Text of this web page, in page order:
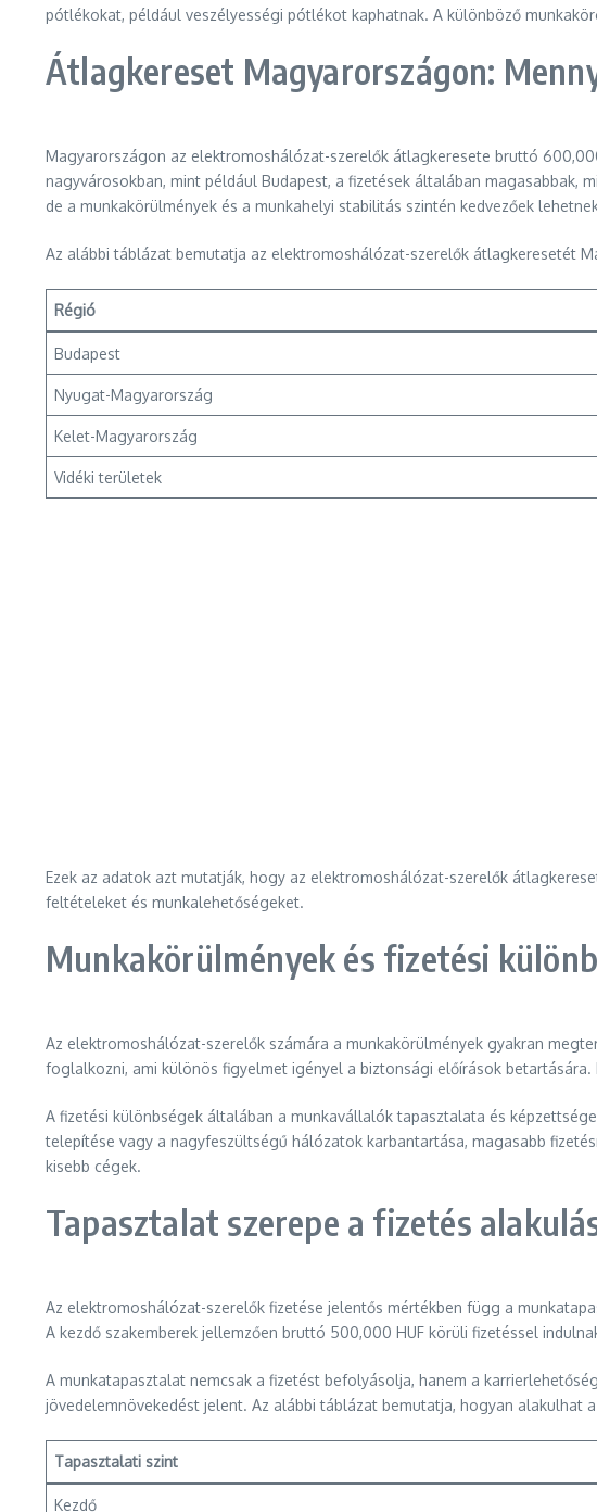
pótlékokat, például veszélyességi pótlékot kaphatnak. A különböző
Átlagkereset Magyarországon:
Magyarországon az elektromoshálózat-szerelők átlagkeresete bruttó
nagyvárosokban, mint például Budapest, a fizetések általában magasabbak,
de a munkakörülmények és a munkahelyi stabilitás szintén kedvezőek
Az alábbi táblázat bemutatja az elektromoshálózat-szerelők átlagkeresetét
Régió
Budapest
Nyugat-Magyarország
Kelet-Magyarország
Vidéki területek
Ezek az adatok azt mutatják, hogy az elektromoshálózat-szerelők
feltételeket és munkalehetőségeket.
Munkakörülmények és fizetési
Az elektromoshálózat-szerelők számára a munkakörülmények gyakran
foglalkozni, ami különös figyelmet igényel a biztonsági előírások
A fizetési különbségek általában a munkavállalók tapasztalata és
telepítése vagy a nagyfeszültségű hálózatok karbantartása, magasabb
kisebb cégek.
Tapasztalat szerepe a fizetés
Az elektromoshálózat-szerelők fizetése jelentős mértékben függ a
A kezdő szakemberek jellemzően bruttó 500,000 HUF körüli fizetéssel
A munkatapasztalat nemcsak a fizetést befolyásolja, hanem a
jövedelemnövekedést jelent. Az alábbi táblázat bemutatja, hogyan alakulhat
Tapasztalati szint
Kezdő